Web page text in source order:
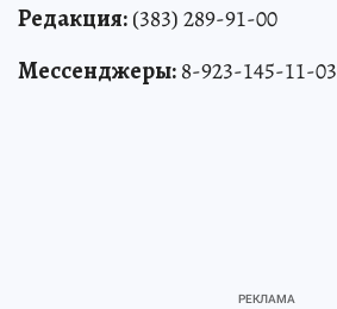
Редакция:(383) 289-91-00
Мессенджеры:8-923-145-11-03